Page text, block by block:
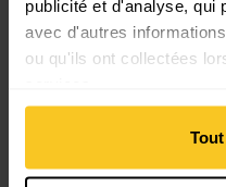
publicité et d'analyse, qui
avec d'autres
ou qu'ils ont collectées
Longueur: 310 cm
Largeur: 170 cm
Poids en grammes: 960 g